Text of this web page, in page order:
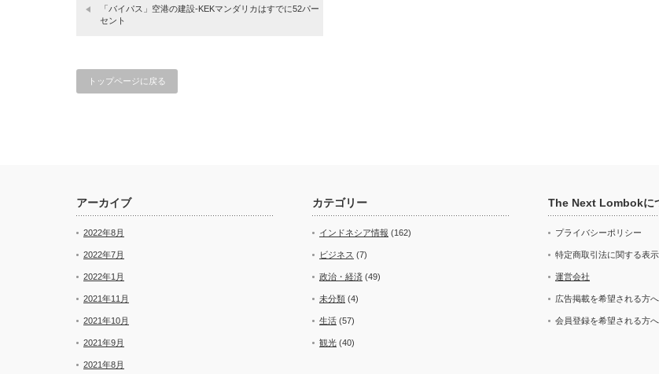
「バイパス」空港の建設-KEKマンダリカはすでに52パー
セント
トップページに戻る
アーカイブ
2022年8月
2022年7月
2022年1月
2021年11月
2021年10月
2021年9月
2021年8月
カテゴリー
インドネシア情報 (162)
ビジネス (7)
政治・経済 (49)
未分類 (4)
生活 (57)
観光 (40)
The Next Lombokに
プライバシーポリシー
特定商取引法に関する表示
運営会社
広告掲載を希望される方へ
会員登録を希望される方へ